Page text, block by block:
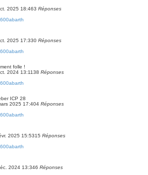
2025 18:463 Réponses
2025 17:330 Réponses
folle !
2024 13:1138 Réponses
ICP 28
2025 17:404 Réponses
2025 15:5315 Réponses
2024 13:346 Réponses